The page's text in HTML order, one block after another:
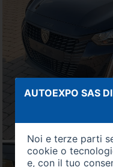
AUTOEXPO SAS
Noi e terze parti
cookie o
e, con il tuo